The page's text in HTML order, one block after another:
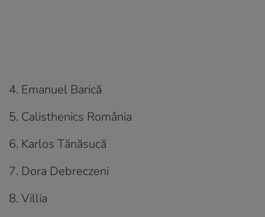
4. Emanuel Barică
5. Calisthenics România
6. Karlos Tănăsucă
7. Dora Debreczeni
8. Villia